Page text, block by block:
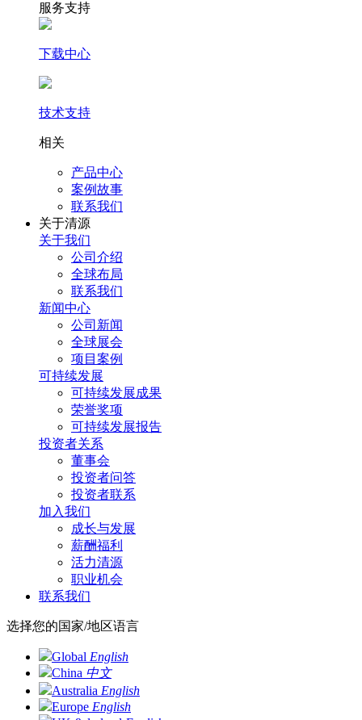
服务支持
下载中心
技术支持
相关
产品中心
案例故事
联系我们
关于清源
关于我们
公司介绍
全球布局
联系我们
新闻中心
公司新闻
全球展会
项目案例
可持续发展
可持续发展成果
荣誉奖项
可持续发展报告
投资者关系
董事会
投资者问答
投资者联系
加入我们
成长与发展
薪酬福利
活力清源
职业机会
联系我们
选择您的国家/地区语言
Global English
China 中文
Australia English
Europe English